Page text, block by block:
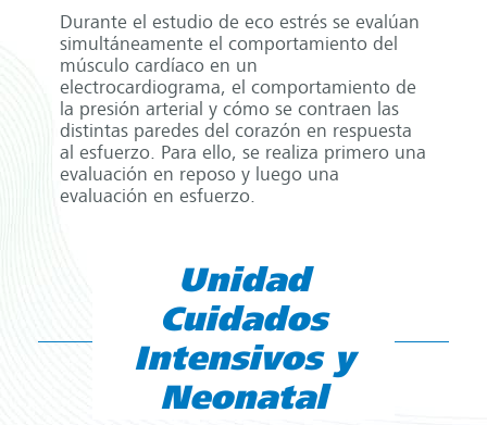
Durante el estudio de eco estrés se evalúan
simultáneamente el comportamiento del
músculo cardíaco en un
electrocardiograma, el comportamiento de
la presión arterial y cómo se contraen las
distintas paredes del corazón en respuesta
al esfuerzo. Para ello, se realiza primero una
evaluación en reposo y luego una
evaluación en esfuerzo.
Unidad
Cuidados
Intensivos y
Neonatal